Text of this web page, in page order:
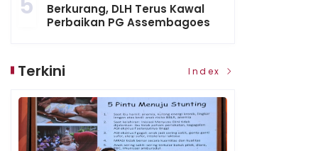
Berkurang, DLH Terus Kawal
Perbaikan PG Assembagoes
Terkini Index